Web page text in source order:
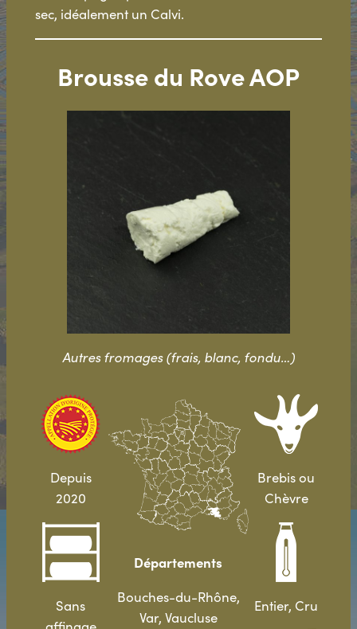
sec, idéalement un Calvi.
Brousse du Rove AOP
Autres fromages (frais, blanc, fondu…)
Depuis
2020
Sans
Départements
Bouches-du-Rhône,
Var, Vaucluse
Brebis ou
Chèvre
Entier, Cru